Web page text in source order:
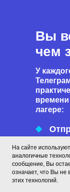
На сайте
аналогичные
сообщение, Вы
означает, что Вы не
этих технологий.
Вы
чем
У
лагере: